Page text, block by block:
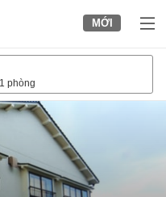
MỚI
1 phòng